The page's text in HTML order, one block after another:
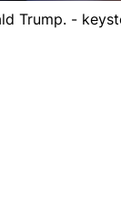
Trump. -